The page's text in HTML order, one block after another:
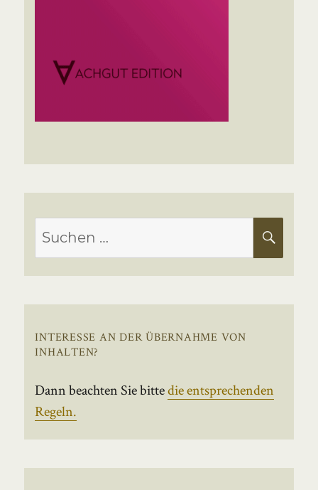
Suchen
nach:
INTERESSE AN DER ÜBERNAHME VON
INHALTEN?
Dann beachten Sie bittedie entsprechenden
Regeln.